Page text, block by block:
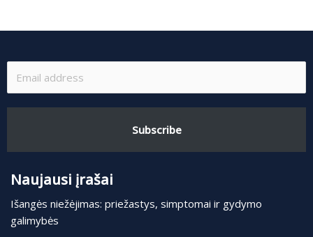
Subscribe
Naujausi įrašai
Išangės niežėjimas: priežastys, simptomai ir gydymo
galimybės